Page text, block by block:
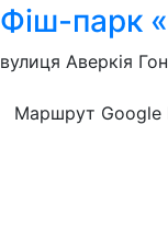
Фіш-парк
вулиця Аверкія
Маршрут Google